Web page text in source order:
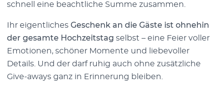
schnell eine beachtliche Summe zusammen.
Ihr eigentliches Geschenk an die Gäste ist ohnehin
der gesamte Hochzeitstag selbst – eine Feier voller
Emotionen, schöner Momente und liebevoller
Details. Und der darf ruhig auch ohne zusätzliche
Give-aways ganz in Erinnerung bleiben.